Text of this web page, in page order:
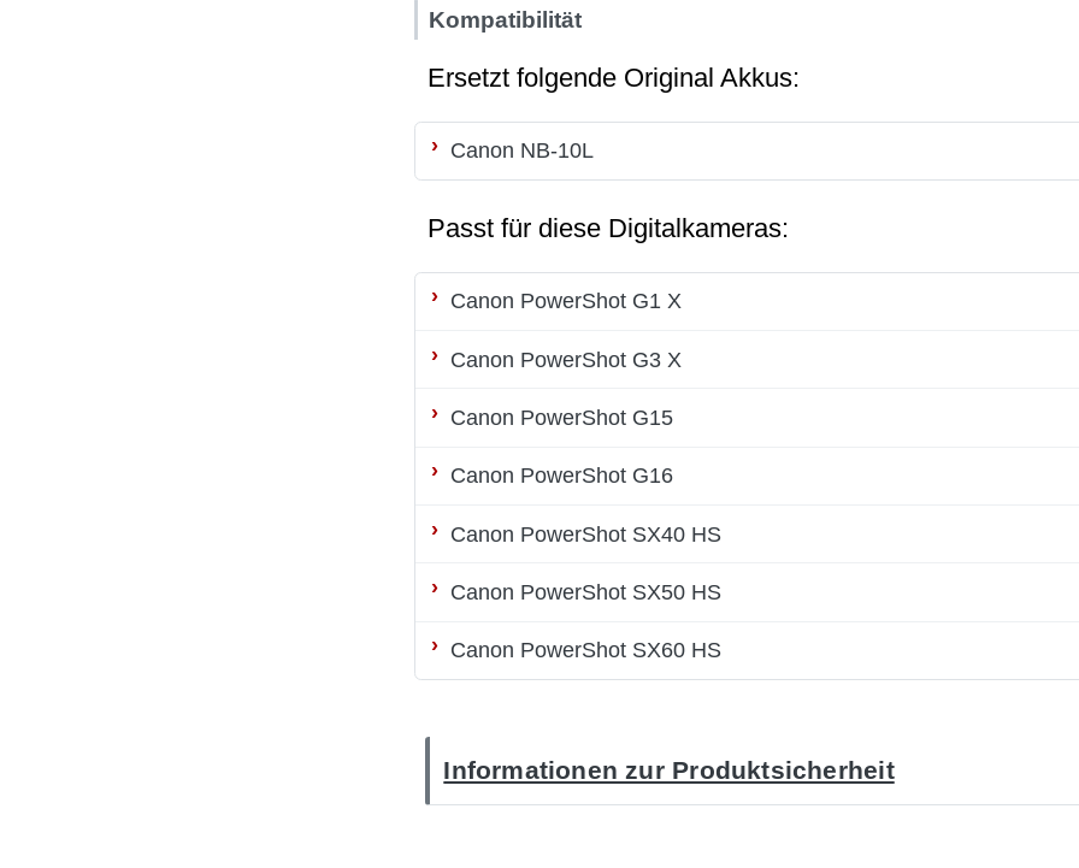
Kompatibilität
Ersetzt folgende Original Akkus:
Canon NB-10L
Passt für diese Digitalkameras:
Canon PowerShot G1 X
Canon PowerShot G3 X
Canon PowerShot G15
Canon PowerShot G16
Canon PowerShot SX40 HS
Canon PowerShot SX50 HS
Canon PowerShot SX60 HS
Informationen zur Produktsicherheit